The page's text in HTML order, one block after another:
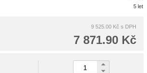
5 let
9 525.00 Kč s DPH
7 871.90 Kč